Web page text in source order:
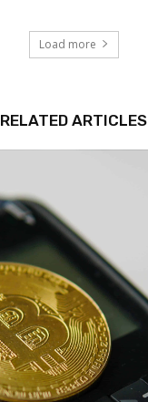
Load more
RELATED ARTICLES